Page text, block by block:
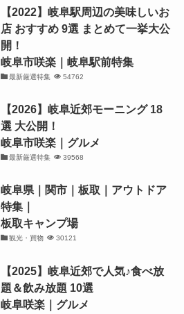
【2022】岐阜駅周辺の美味しいお
店 おすすめ 9選 まとめて一挙大公
開！
岐阜市咲楽｜岐阜駅前特集
最新厳選特集 54762
【2026】岐阜近郊モーニング 18
選 大公開！
岐阜市咲楽｜グルメ
最新厳選特集 39568
岐阜県｜関市｜板取｜アウトドア
特集｜
板取キャンプ場
観光・買物 30121
【2025】岐阜近郊で人気♪食べ放
題＆飲み放題 10選
岐阜咲楽｜グルメ